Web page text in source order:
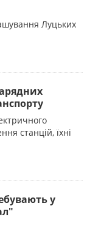
Луцьких
станцій, їхні
у